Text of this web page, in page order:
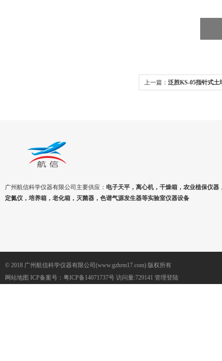
上一篇： 泛胜KS-05指针式土
广州航信科学仪器有限公司主要供应： 电子天平，离心机，干燥箱，农业植保仪器
定氮仪，培养箱，老化箱，灭菌器，色谱气源发生器等实验室仪器设备
© 2018 广州航信科学仪器有限公司(www.gzhrm17.com) 版权所有
网站地图 ICP备案号： 粤ICP备14071737号 访问量:729141 管理登陆